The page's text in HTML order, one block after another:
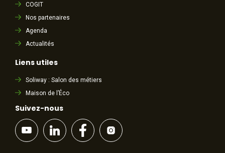
COGIT
Nos partenaires
Agenda
Actualités
Liens utiles
Soliway : Salon des métiers
Maison de l’Éco
Suivez-nous